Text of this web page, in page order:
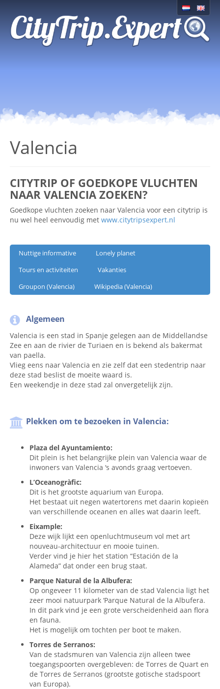
Valencia
CITYTRIP OF GOEDKOPE VLUCHTEN
NAAR VALENCIA ZOEKEN?
Goedkope vluchten zoeken naar Valencia voor een citytrip is
nu wel heel eenvoudig met www.citytripsexpert.nl
Nuttige informative
Lonely planet
Tours en activiteiten
Vakanties
Groupon (Valencia)
Wikipedia (Valencia)
Algemeen
Valencia is een stad in Spanje gelegen aan de Middellandse
Zee en aan de rivier de Turiaen en is bekend als bakermat
van paella.
Vlieg eens naar Valencia en zie zelf dat een stedentrip naar
deze stad beslist de moeite waard is.
Een weekendje in deze stad zal onvergetelijk zijn.
Plekken om te bezoeken in Valencia:
Plaza del Ayuntamiento:
Dit plein is het belangrijke plein van Valencia waar de
inwoners van Valencia ‘s avonds graag vertoeven.
L’Oceanogràfic:
Dit is het grootste aquarium van Europa.
Het bestaat uit negen watertorens met daarin kopieën
van verschillende oceanen en alles wat daarin leeft.
Eixample:
Deze wijk lijkt een openluchtmuseum vol met art
nouveau-architectuur en mooie tuinen.
Verder vind je hier het station “Estación de la
Alameda” dat onder een brug staat.
Parque Natural de la Albufera:
Op ongeveer 11 kilometer van de stad Valencia ligt het
zeer mooi natuurpark ‘Parque Natural de la Albufera.
In dit park vind je een grote verscheidenheid aan flora
en fauna.
Het is mogelijk om tochten per boot te maken.
Torres de Serranos:
Van de stadsmuren van Valencia zijn alleen twee
toegangspoorten overgebleven: de Torres de Quart en
de Torres de Serranos (grootste gotische stadspoort
van Europa).